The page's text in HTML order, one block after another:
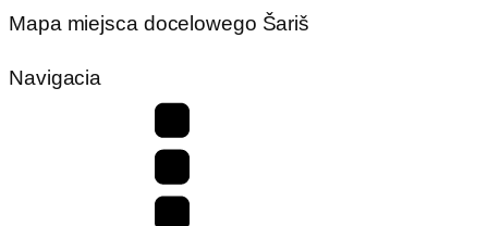
Mapa miejsca docelowego Šariš
Navigacia